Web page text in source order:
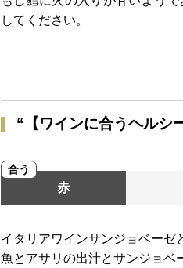
してください。
“【ワインに合うヘルシ
合う
赤
イタリアワインサンジョベーゼ
魚とアサリの出汁とサンジョベ